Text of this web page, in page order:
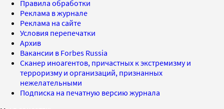
Правила обработки
Реклама в журнале
Реклама на сайте
Условия перепечатки
Архив
Вакансии в Forbes Russia
Сканер иноагентов, причастных к экстремизму и
терроризму и организаций, признанных
нежелательными
Подписка на печатную версию журнала